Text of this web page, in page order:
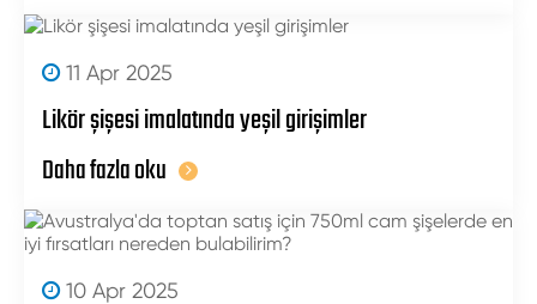
11 Apr 2025
Likör şişesi imalatında yeşil girişimler
Daha fazla oku
10 Apr 2025